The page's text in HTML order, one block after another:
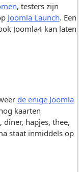
, testers zijn
Joomla Launch. Een
Joomla4 kan laten
de enige Joomla
kaarten
hapjes, thee,
staat inmiddels op